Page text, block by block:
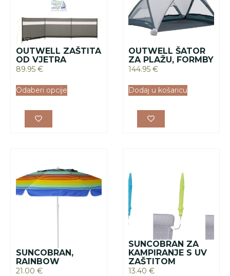
OUTWELL ZAŠTITA
OD VJETRA
89.95 €
Odaberi opcije
OUTWELL ŠATOR
ZA PLAŽU, FORMBY
144.95 €
Dodaj u košaricu
SUNCOBRAN,
RAINBOW
21.00 €
SUNCOBRAN ZA
KAMPIRANJE S UV
ZAŠTITOM
13.40 €